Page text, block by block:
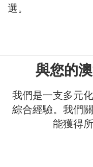
選。
與您的
我們是一支多元
綜合經驗。我們
能獲得